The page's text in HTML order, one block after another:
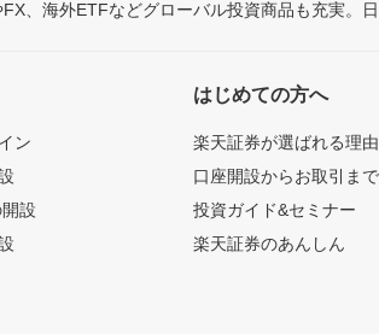
、海外ETFなどグローバル投資商品も充実。
ン
設
はじめての方へ
楽天証券が選ばれる理由
口座開設からお取引ま
投資ガイド&セミナー
楽天証券のあんしん